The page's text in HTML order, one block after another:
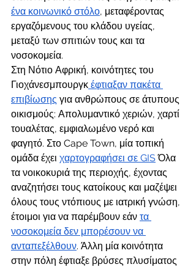
ένα κοινωνικό στόλο, μεταφέροντας
εργαζόμενους του κλάδου υγείας,
μεταξύ των σπιτιών τους και τα
νοσοκομεία.
Στη Νότιο Αφρική, κοινότητες του
Γιοχάνεσμπουργκ έφτιαξαν πακέτα
επιβίωσης για ανθρώπους σε άτυπους
οικισμούς: Απολυμαντικό χεριών, χαρτί
τουαλέτας, εμφιαλωμένο νερό και
φαγητό. Στο Cape Town, μία τοπική
ομάδα έχει χαρτογραφήσει σε GIS Όλα
τα νοικοκυριά της περιοχής, έχοντας
αναζητήσει τους κατοίκους και μαζέψει
όλους τους ντόπιους με ιατρική γνώση,
έτοιμοι για να παρέμβουν εάν τα
νοσοκομεία δεν μπορέσουν να
ανταπεξέλθουν. Άλλη μία κοινότητα
στην πόλη έφτιαξε βρύσες πλυσίματος